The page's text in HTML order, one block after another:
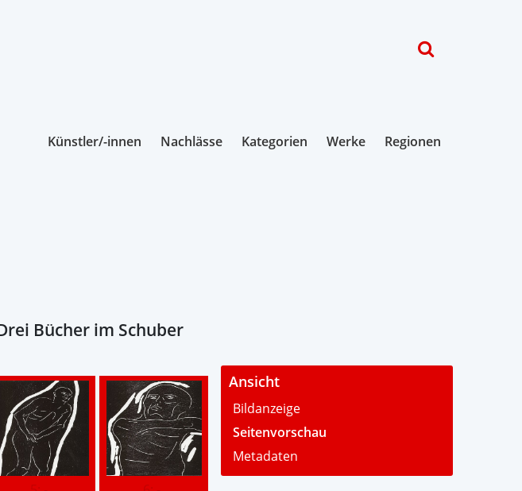
Künstler/-innen Nachlässe Kategorien Werke Regionen
Bücher im Schuber
Ansicht
Bildanzeige
Seitenvorschau
Metadaten